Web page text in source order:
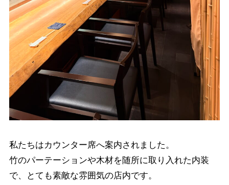
私たちはカウンター席へ案内されました。
竹のパーテーションや木材を随所に取り入れた内装
で、とても素敵な雰囲気の店内です。